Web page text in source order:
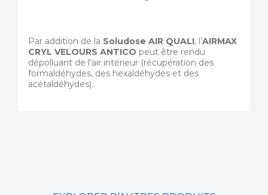
Par addition de la Soludose AIR QUALI, l’AIRMAX
CRYL VELOURS ANTICO peut être rendu
dépolluant de l’air intérieur (récupération des
formaldéhydes, des hexaldéhydes et des
acétaldéhydes).